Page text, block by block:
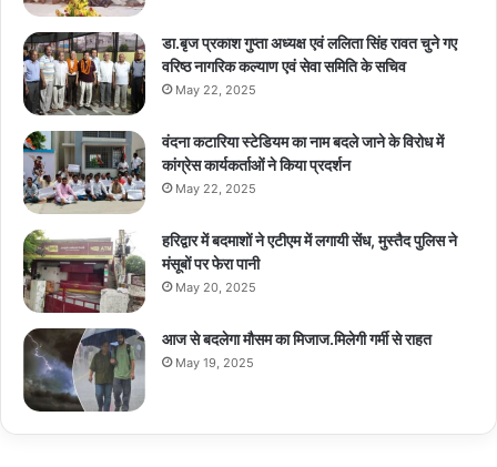
डा.बृज प्रकाश गुप्ता अध्यक्ष एवं ललिता सिंह रावत चुने गए
वरिष्ठ नागरिक कल्याण एवं सेवा समिति के सचिव
May 22, 2025
वंदना कटारिया स्टेडियम का नाम बदले जाने के विरोध में
कांग्रेस कार्यकर्ताओं ने किया प्रदर्शन
May 22, 2025
हरिद्वार में बदमाशों ने एटीएम में लगायी सेंध, मुस्तैद पुलिस ने
मंसूबों पर फेरा पानी
May 20, 2025
आज से बदलेगा मौसम का मिजाज.मिलेगी गर्मी से राहत
May 19, 2025